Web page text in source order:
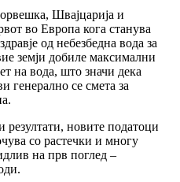
Швајцарија и
во Европа кога станува
од небезбедна вода за
земји добиле максимални
на вода, што значи дека
генерално се смета за
резултати, новите податоци
со растечки и многу
на прв поглед –